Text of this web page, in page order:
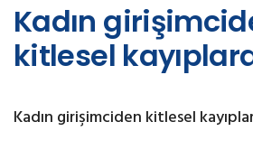
Kadın
kitlesel
Kadın girişimciden kitlesel